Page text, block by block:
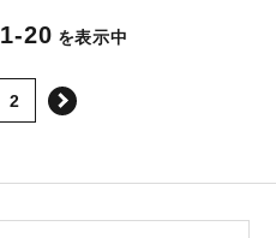
1-20 を表示中
2